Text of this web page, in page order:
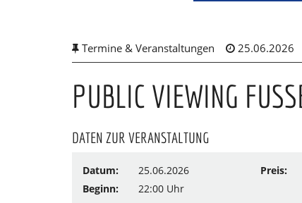
Termine & Veranstaltungen 25.06.2026
PUBLIC VIEWING
DATEN ZUR VERANSTALTUNG
Datum: 25.06.2026 Preis:
Beginn:
22:00 Uhr